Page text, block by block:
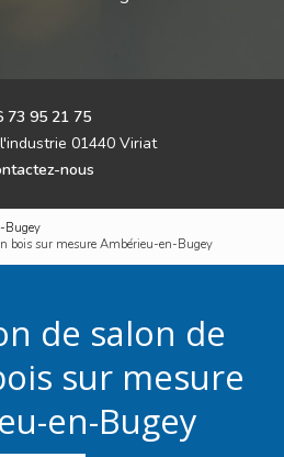
73 95 21 75
01440 Viriat
nous
Bugey
bois sur mesure Ambérieu-en-Bugey
de salon de
sur mesure
en-Bugey